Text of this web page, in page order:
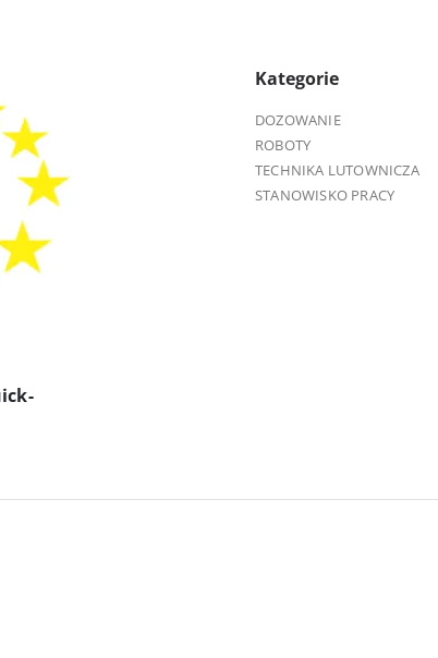
Kategorie
DOZOWANIE
ROBOTY
TECHNIKA LUTOWNICZA
STANOWISKO PRACY